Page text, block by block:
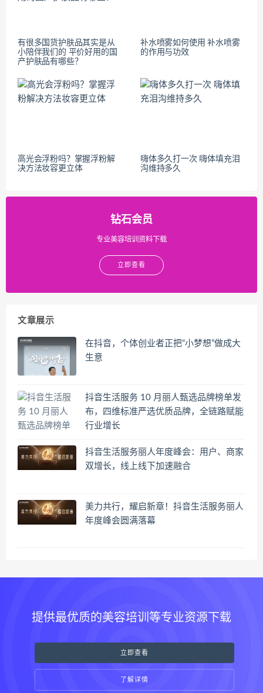
有很多国货护肤品其实是从
小陪伴我们的 平价好用的国
产护肤品有哪些？
补水喷雾如何使用 补水喷雾
的作用与功效
高光会浮粉吗？掌握浮粉解
决方法妆容更立体
嗨体多久打一次 嗨体填充泪
沟维持多久
钻石会员
专业美容培训资料下载
立即查看
文章展示
在抖音，个体创业者正把“小梦想”做成大
生意
抖音生活服务 10 月丽人甄选品牌榜单发
布，四维标准严选优质品牌，全链路赋能
行业增长
抖音生活服务丽人年度峰会：用户、商家
双增长，线上线下加速融合
美力共行，耀启新章！抖音生活服务丽人
年度峰会圆满落幕
提供最优质的美容培训等专业资源下载
立即查看
了解详情